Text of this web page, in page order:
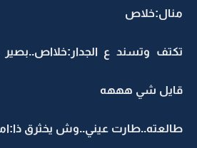
منال:خلاص
تكتف وتسند ع
قايل شي هههه
طالعته..طارت عيني..وش يخثرق